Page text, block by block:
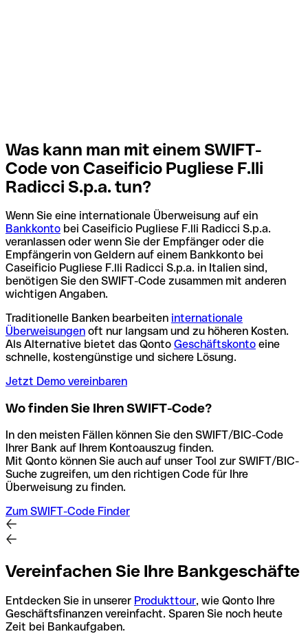
Was kann man mit einem SWIFT-
Code von Caseificio Pugliese F.lli
Radicci S.p.a. tun?
Wenn Sie eine internationale Überweisung auf ein
Bankkonto bei Caseificio Pugliese F.lli Radicci S.p.a.
veranlassen oder wenn Sie der Empfänger oder die
Empfängerin von Geldern auf einem Bankkonto bei
Caseificio Pugliese F.lli Radicci S.p.a. in Italien sind,
benötigen Sie den SWIFT-Code zusammen mit anderen
wichtigen Angaben.
Traditionelle Banken bearbeiten internationale
Überweisungen oft nur langsam und zu höheren Kosten.
Als Alternative bietet das Qonto Geschäftskonto eine
schnelle, kostengünstige und sichere Lösung.
Jetzt Demo vereinbaren
Wo finden Sie Ihren SWIFT-Code?
In den meisten Fällen können Sie den SWIFT/BIC-Code
Ihrer Bank auf Ihrem Kontoauszug finden.
Mit Qonto können Sie auch auf unser Tool zur SWIFT/BIC-
Suche zugreifen, um den richtigen Code für Ihre
Überweisung zu finden.
Zum SWIFT-Code Finder
Vereinfachen Sie Ihre Bankgeschäfte
Entdecken Sie in unserer Produkttour, wie Qonto Ihre
Geschäftsfinanzen vereinfacht. Sparen Sie noch heute
Zeit bei Bankaufgaben.